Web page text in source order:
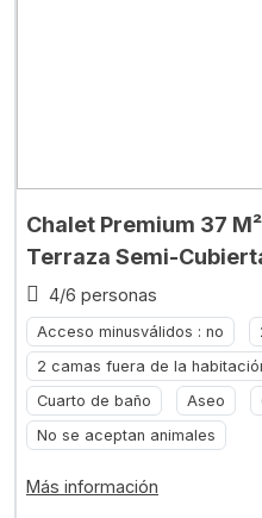
Chalet Premium 37
Terraza Semi-
4/6 personas
Acceso minusválidos : no
2 camas fuera de la
Cuarto de baño
Aseo
No se aceptan animales
Más información